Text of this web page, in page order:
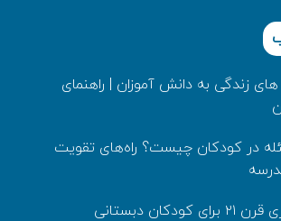
زندگی به دانش‌ آموزان | راهنمای
در کودکان چیست؟ راه‌های تقویت